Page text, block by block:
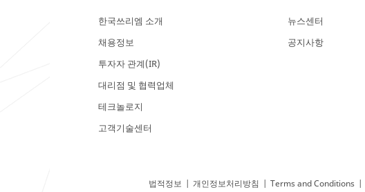
한국쓰리엠 소개
채용정보
투자자 관계(IR)
대리점 및 협력업체
테크놀로지
고객기술센터
뉴스센터
공지사항
법적정보 | 개인정보처리방침 | Terms and Conditions |